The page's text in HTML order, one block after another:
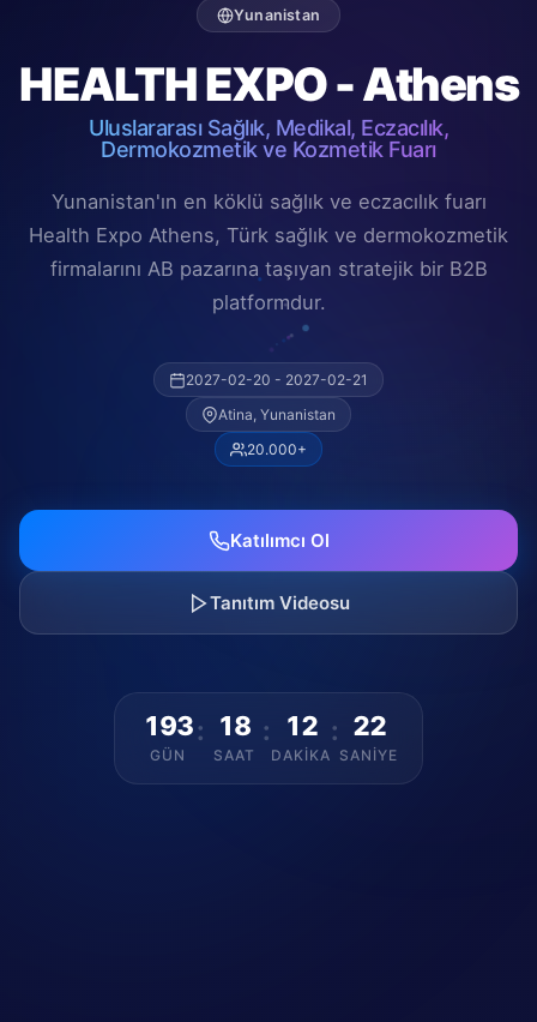
Yunanistan
HEALTH EXPO - Athens
Uluslararası Sağlık, Medikal, Eczacılık,
Dermokozmetik ve Kozmetik Fuarı
Yunanistan'ın en köklü sağlık ve eczacılık fuarı
Health Expo Athens, Türk sağlık ve dermokozmetik
firmalarını AB pazarına taşıyan stratejik bir B2B
platformdur.
2027-02-20 - 2027-02-21
Atina, Yunanistan
20.000+
Katılımcı Ol
Tanıtım Videosu
193
GÜN
: 18
SAAT
: 12
DAKIKA
: 21
SANIYE